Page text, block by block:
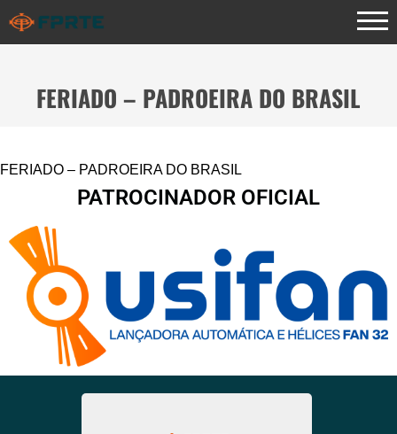
FERIADO – PADROEIRA DO BRASIL
FERIADO – PADROEIRA DO BRASIL
PATROCINADOR OFICIAL